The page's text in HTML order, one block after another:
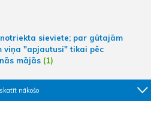
sieviete; par gūtajām
viņa "apjautusi" tikai pēc
mājās (1)
skatīt nākošo